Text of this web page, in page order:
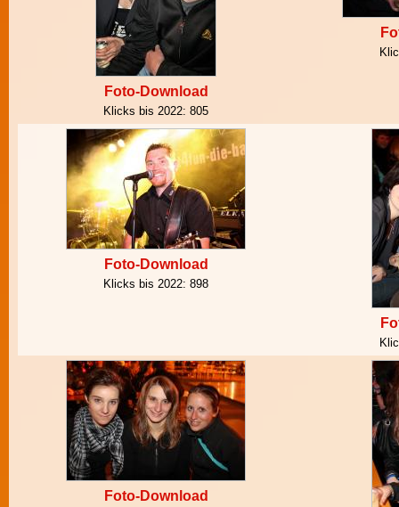
Foto-Download
Klicks bis 2022: 805
Foto-Download
Klicks bis 2022: 898
Foto-Download